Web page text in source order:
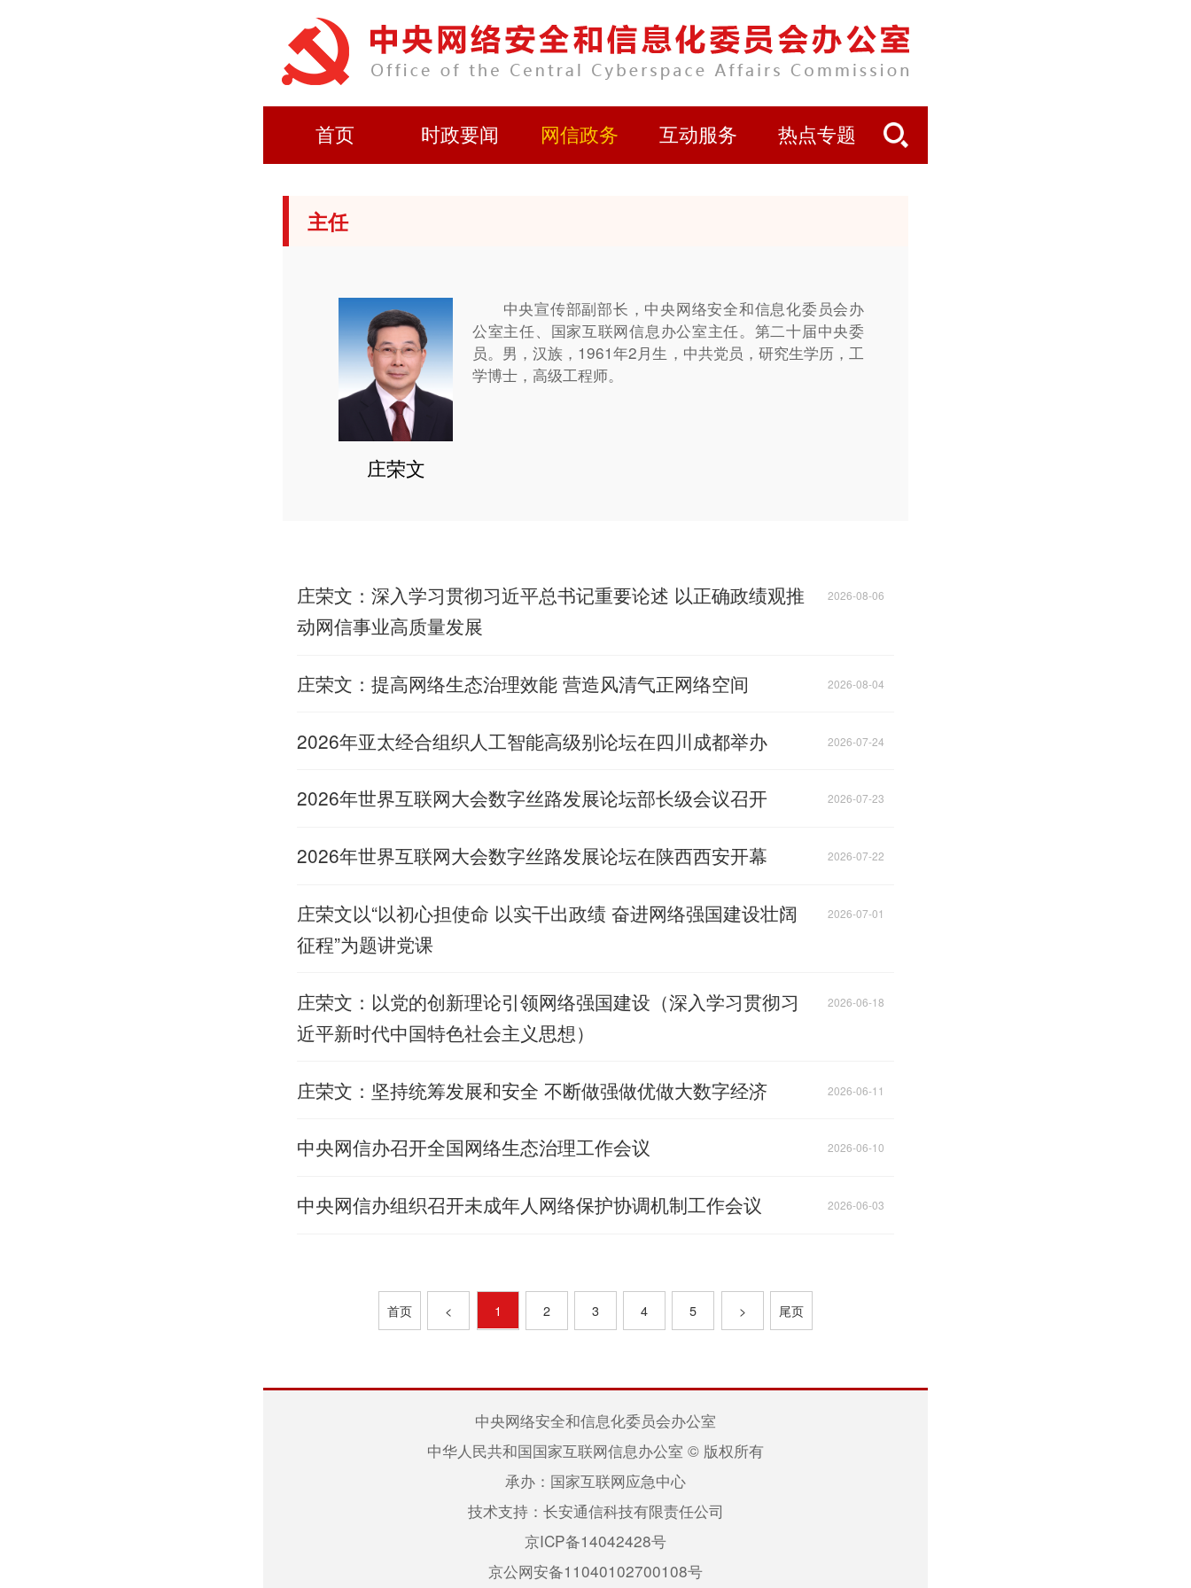
首页 时政要闻 网信政务 互动服务 热点专题
主任
庄荣文
中央宣传部副部长，中央网络安全和信息化委员会办
公室主任、国家互联网信息办公室主任。第二十届中央委
员。男，汉族，1961年2月生，中共党员，研究生学历，工
学博士，高级工程师。
庄荣文：深入学习贯彻习近平总书记重要论述 以正确政绩观推
动网信事业高质量发展
2026-08-06
庄荣文：提高网络生态治理效能 营造风清气正网络空间 2026-08-04
2026年亚太经合组织人工智能高级别论坛在四川成都举办 2026-07-24
2026年世界互联网大会数字丝路发展论坛部长级会议召开 2026-07-23
2026年世界互联网大会数字丝路发展论坛在陕西西安开幕 2026-07-22
庄荣文以“以初心担使命 以实干出政绩 奋进网络强国建设壮阔
征程”为题讲党课
2026-07-01
庄荣文：以党的创新理论引领网络强国建设（深入学习贯彻习
近平新时代中国特色社会主义思想）
2026-06-18
庄荣文：坚持统筹发展和安全 不断做强做优做大数字经济 2026-06-11
中央网信办召开全国网络生态治理工作会议 2026-06-10
中央网信办组织召开未成年人网络保护协调机制工作会议 2026-06-03
首页 < 1 2 3 4 5 > 尾页
中央网络安全和信息化委员会办公室
中华人民共和国国家互联网信息办公室 © 版权所有
承办：国家互联网应急中心
技术支持：长安通信科技有限责任公司
京ICP备14042428号
京公网安备11040102700108号